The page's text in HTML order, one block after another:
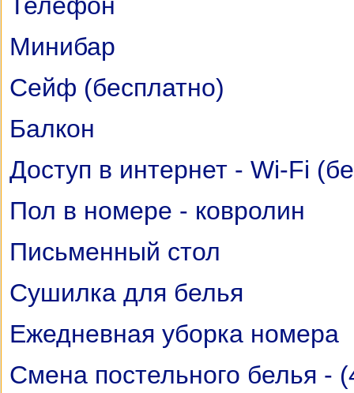
Минибар
Сейф (бесплатно)
Балкон
Доступ в интернет - Wi-Fi
Пол в номере - ковролин
Письменный стол
Сушилка для белья
Ежедневная уборка номера
Cмена постельного белья -